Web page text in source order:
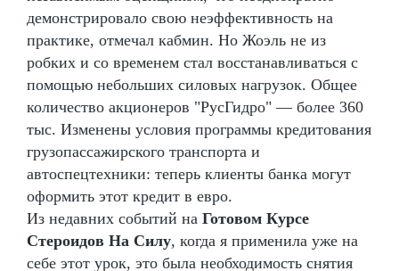
демонстрировало свою неэффективность на
практике, отмечал кабмин. Но Жоэль не из
робких и со временем стал восстанавливаться с
помощью небольших силовых нагрузок. Общее
количество акционеров "РусГидро" — более 360
тыс. Изменены условия программы кредитования
грузопассажирского транспорта и
автоспецтехники: теперь клиенты банка могут
оформить этот кредит в евро.
Из недавних событий на Готовом Курсе
Стероидов На Силу, когда я применила уже на
себе этот урок, это была необходимость снятия